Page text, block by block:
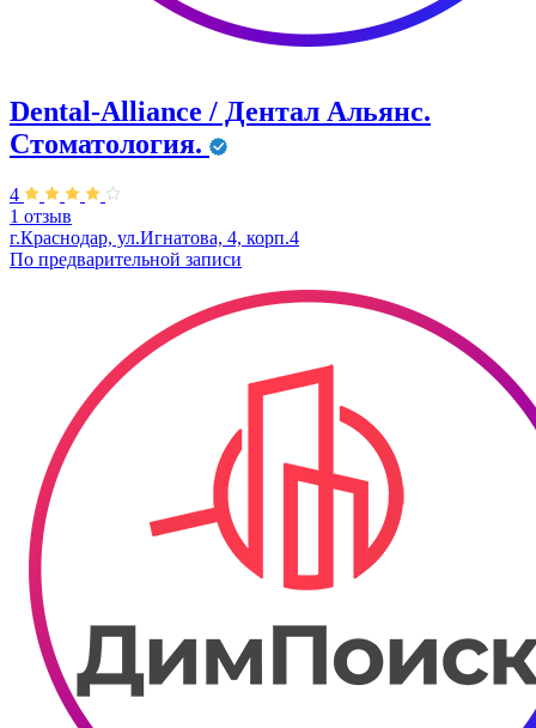
Dental-Alliance / Дентал Альянс.
Стоматология.
4
1 отзыв
г.Краснодар, ул.Игнатова, 4, корп.4
По предварительной записи